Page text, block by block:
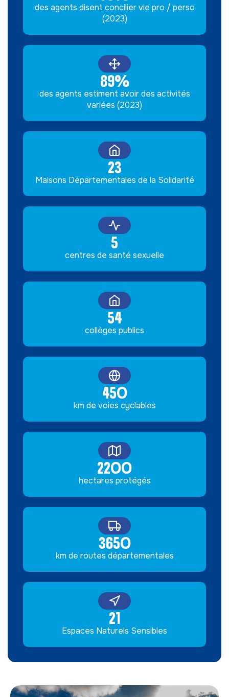
des agents disent concilier vie pro / perso
(2023)
89%
des agents estiment avoir des activités
variées (2023)
23
Maisons Départementales de la Solidarité
5
centres de santé sexuelle
54
collèges publics
450
km de voies cyclables
2200
hectares protégés
3650
km de routes départementales
21
Espaces Naturels Sensibles